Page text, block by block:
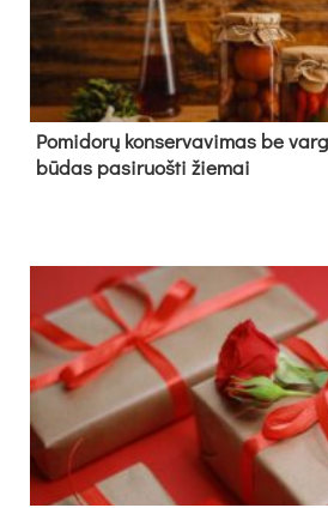
Pomidorų konservavimas be
būdas pasiruošti žiemai